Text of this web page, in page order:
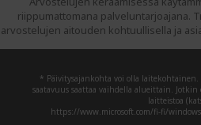
riippumattomana palveluntarjoajana.
arvostelujen aitouden kohtuullisella ja
* Päivitysajankohta voi olla
saatavuus saattaa vaihdella alueittain.
laitteistoa
https://www.microsoft.com/fi-fi/